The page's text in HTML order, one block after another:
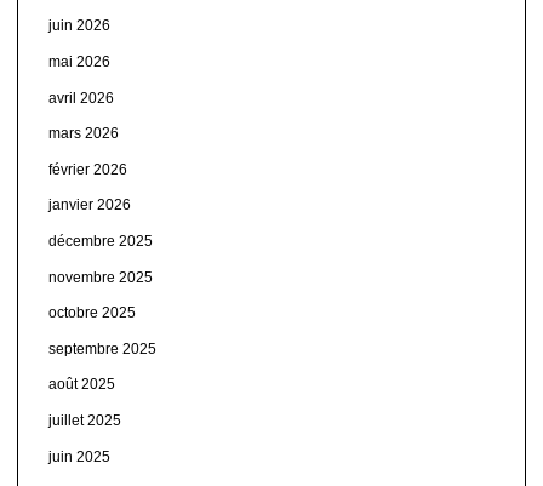
juin 2026
mai 2026
avril 2026
mars 2026
février 2026
janvier 2026
décembre 2025
novembre 2025
octobre 2025
septembre 2025
août 2025
juillet 2025
juin 2025